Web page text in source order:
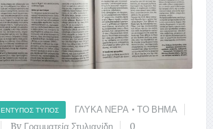
ΈΝΤΥΠΟΣ ΤΎΠΟΣ ΓΛΥΚΑ ΝΕΡΑ • ΤΟ ΒΗΜΑ
By Γραμματεία Στυλιανίδη 0